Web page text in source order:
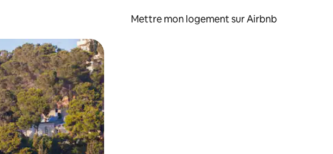
Mettre mon logement sur Airbnb